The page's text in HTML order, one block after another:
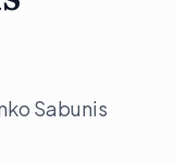
Sabunis